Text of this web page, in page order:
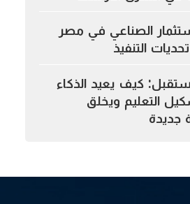
الصناعي في مصر
التنفيذ
كيف يعيد الذكاء
التعليم ويخلق
جديدة